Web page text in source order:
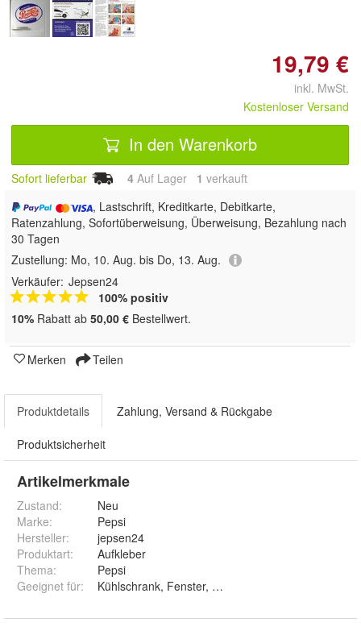
19,79 €
inkl. MwSt.
Kostenloser Versand
In den Warenkorb
Sofort lieferbar 4 Auf Lager 1 verkauft
, Lastschrift, Kreditkarte, Debitkarte,
Ratenzahlung, Sofortüberweisung, Überweisung, Bezahlung nach
30 Tagen
Zustellung: Mo, 10. Aug. bis Do, 13. Aug.
Verkäufer: Jepsen24
100% positiv
10% Rabatt ab 50,00 € Bestellwert.
Merken Teilen
Produktdetails Zahlung, Versand & Rückgabe
Produktsicherheit
Artikelmerkmale
Zustand:
Neu
Marke:
Pepsi
Hersteller:
jepsen24
Produktart:
Aufkleber
Thema:
Pepsi
Geeignet für: Kühlschrank, Fenster, Auto, Wohnwagen